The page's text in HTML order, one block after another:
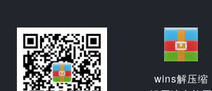
wins解压缩